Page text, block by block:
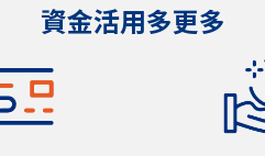
資金活用多更多